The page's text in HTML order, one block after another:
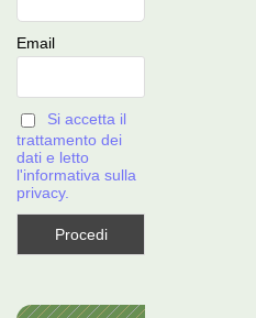
Email
Si accetta il
trattamento dei
dati e letto
l'informativa sulla
privacy.